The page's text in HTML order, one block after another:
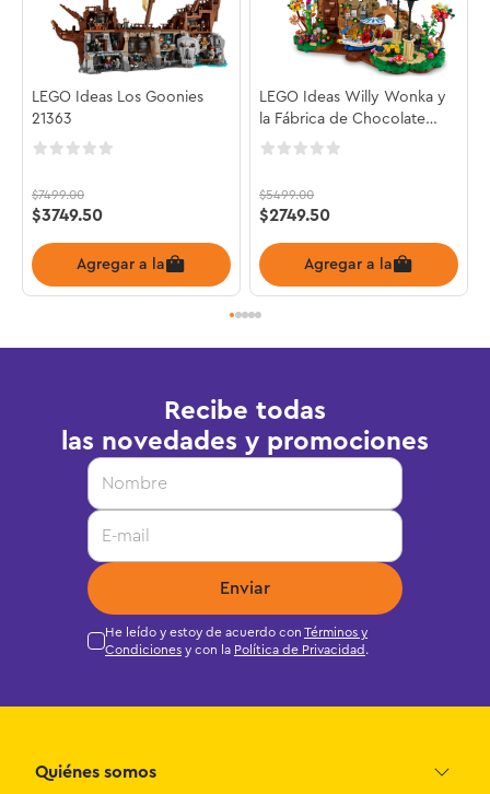
LEGO Ideas Los Goonies
21363
$7499.00
$3749.50
Agregar a la bolsa
LEGO Ideas Willy Wonka y
la Fábrica de Chocolate
21360
$5499.00
$2749.50
Agregar a la bolsa
Recibe todas
las novedades y promociones
Enviar
He leído y estoy de acuerdo con Términos y
Condiciones y con la Política de Privacidad .
Quiénes somos